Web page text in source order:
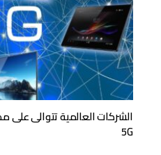
الشركات العالمية تتوالى
5G